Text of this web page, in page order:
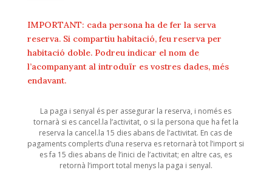
21
al
23
d'agost
2026)
IMPORTANT: cada persona ha de fer la serva
reserva. Si compartiu habitació, feu reserva per
habitació doble. Podreu indicar el nom de
l’acompanyant al introduïr es vostres dades, més
endavant.
La paga i senyal és per assegurar la reserva, i només es
tornarà si es cancel.la l’activitat, o si la persona que ha fet la
reserva la cancel.la 15 dies abans de l’activitat. En cas de
pagaments complerts d’una reserva es retornarà tot l’import si
es fa 15 dies abans de l’inici de l’activitat; en altre cas, es
retornà l’import total menys la paga i senyal.